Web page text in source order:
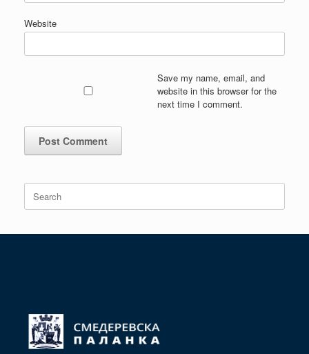
Website
Save my name, email, and
website in this browser for the
next time I comment.
Search
for: